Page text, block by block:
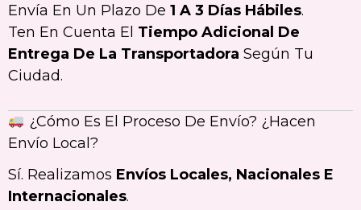
Envía En Un Plazo De 1 A 3 Días Hábiles.
Ten En Cuenta El Tiempo Adicional De
Entrega De La Transportadora Según Tu
Ciudad.
¿Cómo Es El Proceso De Envío? ¿Hacen
Envío Local?
Sí. Realizamos Envíos Locales, Nacionales E
Internacionales.